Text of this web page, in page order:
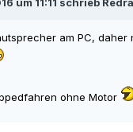
um 11:11 schrieb
am PC, daher
ohne Motor